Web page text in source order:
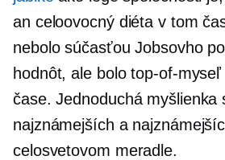
an celoovocnýdiéta v tom
nebolo súčasťou Jobsovho
hodnôt, ale bolotop-of-myseľ
čase. Jednoduchá myšlienka
najznámejších a
celosvetovom meradle.